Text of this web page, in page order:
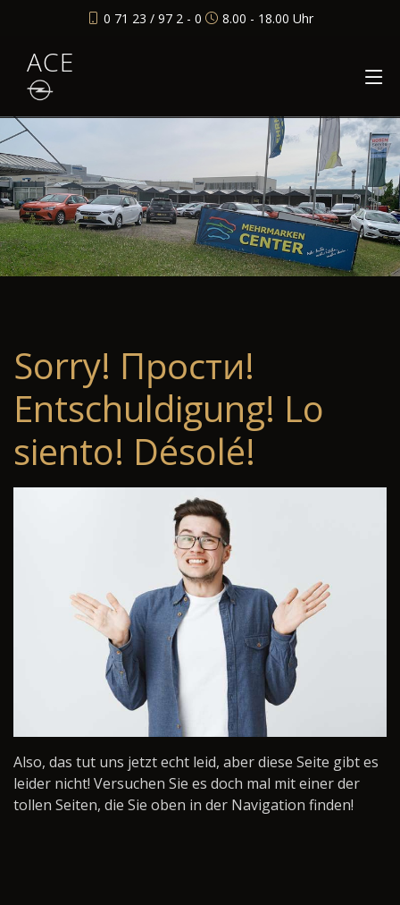
0 71 23 / 97 2 - 0 8.00 - 18.00 Uhr
ACE
Sorry! Прости!
Entschuldigung! Lo
siento! Désolé!
Also, das tut uns jetzt echt leid, aber diese Seite gibt es
leider nicht! Versuchen Sie es doch mal mit einer der
tollen Seiten, die Sie oben in der Navigation finden!